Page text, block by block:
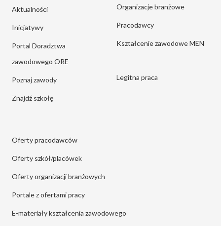
Aktualności
Inicjatywy
Portal Doradztwa
zawodowego ORE
Poznaj zawody
Znajdź szkołę
Organizacje branżowe
Pracodawcy
Kształcenie zawodowe MEN
Legitna praca
Oferty pracodawców
Oferty szkół/placówek
Oferty organizacji branżowych
Portale z ofertami pracy
E-materiały kształcenia zawodowego